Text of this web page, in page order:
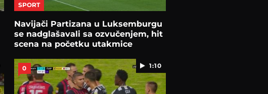
SPORT
Navijači Partizana u Luksemburgu
se nadglašavali sa ozvučenjem, hit
scena na početku utakmice
1:10
0